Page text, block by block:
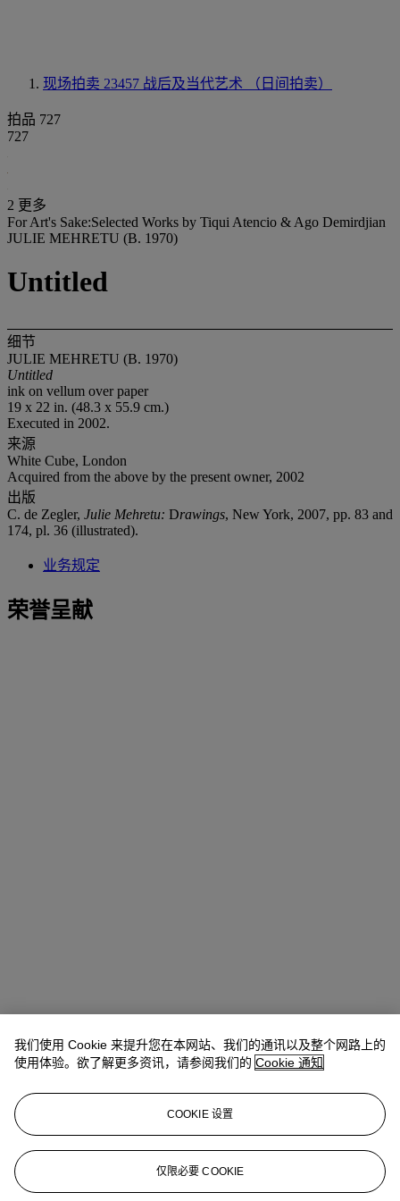
现场拍卖 23457 战后及当代艺术 （日间拍卖）
拍品 727
727
2 更多
For Art's Sake:Selected Works by Tiqui Atencio & Ago Demirdjian
JULIE MEHRETU (B. 1970)
Untitled
细节
JULIE MEHRETU (B. 1970)
Untitled
ink on vellum over paper
19 x 22 in. (48.3 x 55.9 cm.)
Executed in 2002.
来源
White Cube, London
Acquired from the above by the present owner, 2002
出版
C. de Zegler, Julie Mehretu: Drawings, New York, 2007, pp. 83 and
174, pl. 36 (illustrated).
业务规定
荣誉呈献
Allison Immergut Vice President, Specialist, Co-Head of Day Sale
aimmergut@christies.com +1 212 636 2106
登入
浏览状况报告
我们使用 Cookie 来提升您在本网站、我们的通讯以及整个网路上的
使用体验。欲了解更多资讯，请参阅我们的 Cookie 通知
COOKIE 设置
仅限必要 COOKIE